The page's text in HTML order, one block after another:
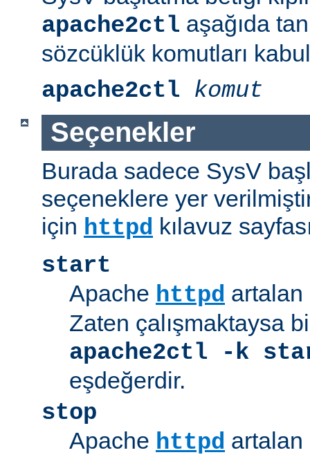
apache2ctl aşağıda
sözcüklük komutları
apache2ctl
komut
Seçenekler
Burada sadece SysV
seçeneklere yer
için httpd kılavuz
start
Apache httpd artalan
Zaten çalışmaktaysa
apache2ctl -k
eşdeğerdir.
stop
Apache httpd artalan